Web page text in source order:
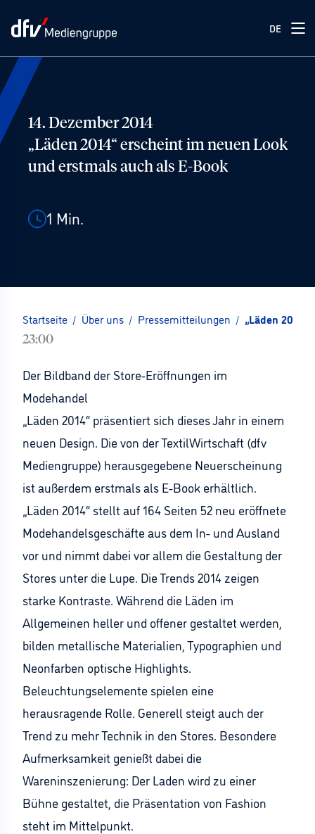
DE
14. Dezember 2014
„Läden 2014“ erscheint im neuen Look
und erstmals auch als E-Book
1 Min.
Startseite / Über uns / Pressemitteilungen / „Läden
23:00
Der Bildband der Store-Eröffnungen im
Modehandel
„Läden 2014“ präsentiert sich dieses Jahr in einem
neuen Design. Die von der TextilWirtschaft (dfv
Mediengruppe) herausgegebene Neuerscheinung
ist außerdem erstmals als E-Book erhältlich.
„Läden 2014“ stellt auf 164 Seiten 52 neu eröffnete
Modehandelsgeschäfte aus dem In- und Ausland
vor und nimmt dabei vor allem die Gestaltung der
Stores unter die Lupe. Die Trends 2014 zeigen
starke Kontraste. Während die Läden im
Allgemeinen heller und offener gestaltet werden,
bilden metallische Materialien, Typographien und
Neonfarben optische Highlights.
Beleuchtungselemente spielen eine
herausragende Rolle. Generell steigt auch der
Trend zu mehr Technik in den Stores. Besondere
Aufmerksamkeit genießt dabei die
Wareninszenierung: Der Laden wird zu einer
Bühne gestaltet, die Präsentation von Fashion
steht im Mittelpunkt.